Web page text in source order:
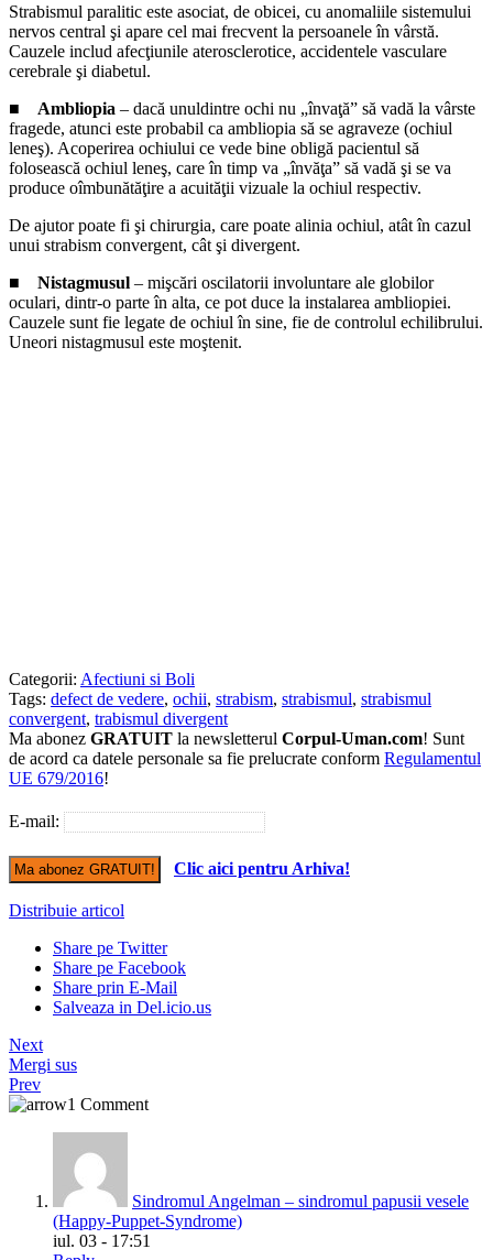
Strabismul paralitic este asociat, de obicei, cu anomaliile sistemului
nervos central şi apare cel mai frecvent la persoanele în vârstă.
Cauzele includ afecţiunile aterosclerotice, accidentele vasculare
cerebrale şi diabetul.
■ Ambliopia – dacă unuldintre ochi nu „învaţă” să vadă la vârste
fragede, atunci este probabil ca ambliopia să se agraveze (ochiul
leneş). Acoperirea ochiului ce vede bine obligă pacientul să
folosească ochiul leneş, care în timp va „învăţa” să vadă şi se va
produce oîmbunătăţire a acuităţii vizuale la ochiul respectiv.
De ajutor poate fi şi chirurgia, care poate alinia ochiul, atât în cazul
unui strabism convergent, cât şi divergent.
■ Nistagmusul – mişcări oscilatorii involuntare ale globilor
oculari, dintr-o parte în alta, ce pot duce la instalarea ambliopiei.
Cauzele sunt fie legate de ochiul în sine, fie de controlul echilibrului.
Uneori nistagmusul este moştenit.
Categorii: Afectiuni si Boli
Tags: defect de vedere, ochii, strabism, strabismul, strabismul
convergent, trabismul divergent
Ma abonez GRATUIT la newsletterul Corpul-Uman.com! Sunt
de acord ca datele personale sa fie prelucrate conform Regulamentul
UE 679/2016!
E-mail:
Clic aici pentru Arhiva!
Distribuie articol
Share pe Twitter
Share pe Facebook
Share prin E-Mail
Salveaza in Del.icio.us
Next
Mergi sus
Prev
1 Comment
Sindromul Angelman – sindromul papusii vesele
(Happy-Puppet-Syndrome)
iul. 03 - 17:51